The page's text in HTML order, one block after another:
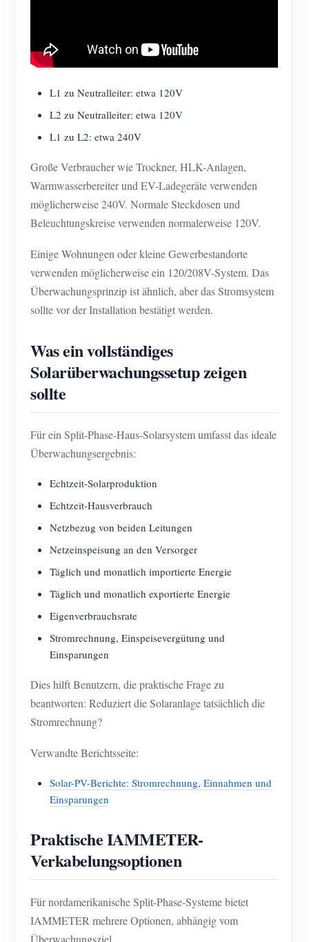
L1 zu Neutralleiter: etwa 120V
L2 zu Neutralleiter: etwa 120V
L1 zu L2: etwa 240V
Große Verbraucher wie Trockner, HLK-Anlagen,
Warmwasserbereiter und EV-Ladegeräte verwenden
möglicherweise 240V. Normale Steckdosen und
Beleuchtungskreise verwenden normalerweise 120V.
Einige Wohnungen oder kleine Gewerbestandorte
verwenden möglicherweise ein 120/208V-System. Das
Überwachungsprinzip ist ähnlich, aber das Stromsystem
sollte vor der Installation bestätigt werden.
Was ein vollständiges
Solarüberwachungssetup zeigen
sollte
Für ein Split-Phase-Haus-Solarsystem umfasst das ideale
Überwachungsergebnis:
Echtzeit-Solarproduktion
Echtzeit-Hausverbrauch
Netzbezug von beiden Leitungen
Netzeinspeisung an den Versorger
Täglich und monatlich importierte Energie
Täglich und monatlich exportierte Energie
Eigenverbrauchsrate
Stromrechnung, Einspeisevergütung und
Einsparungen
Dies hilft Benutzern, die praktische Frage zu
beantworten: Reduziert die Solaranlage tatsächlich die
Stromrechnung?
Verwandte Berichtsseite:
Solar-PV-Berichte: Stromrechnung, Einnahmen und
Einsparungen
Praktische IAMMETER-
Verkabelungsoptionen
Für nordamerikanische Split-Phase-Systeme bietet
IAMMETER mehrere Optionen, abhängig vom